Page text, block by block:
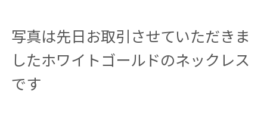
写真は先日お取引させていただきま
したホワイトゴールドのネックレス
です